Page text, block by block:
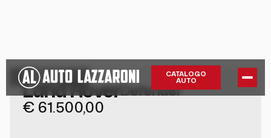
CATALOGO
AUTO
Land RoverDefender
€ 61.500,00
GUARDA LA
GALLERY